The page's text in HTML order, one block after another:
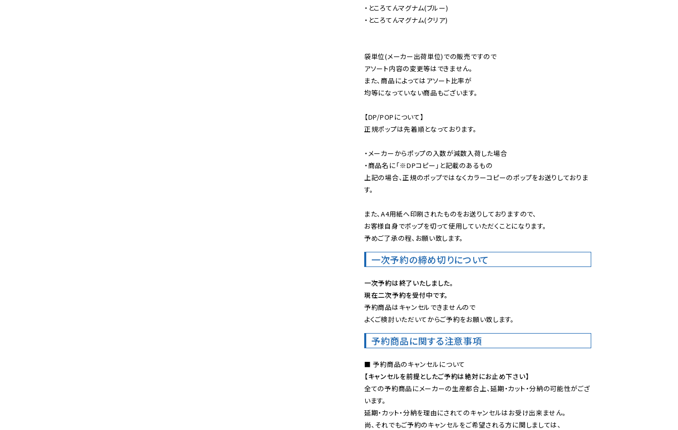
・ところてんマグナム(ブルー)
・ところてんマグナム(クリア)
袋単位(メーカー出荷単位)での販売ですので
アソート内容の変更等はできません。
また、商品によってはアソート比率が
均等になっていない商品もございます。
【DP/POPについて】
正規ポップは先着順となっております。
・メーカーからポップの入数が減数入荷した場合
・商品名に「※DPコピー」と記載のあるもの
上記の場合、正規のポップではなくカラーコピーのポップをお送りしておりま
す。
また、A4用紙へ印刷されたものをお送りしておりますので、
お客様自身でポップを切って使用していただくことになります。
予めご了承の程、お願い致します。
一次予約の締め切りについて
一次予約は終了いたしました。
現在二次予約を受付中です。
予約商品はキャンセルできませんので
よくご検討いただいてからご予約をお願い致します。
予約商品に関する注意事項
【キャンセルを前提としたご予約は絶対にお止め下さい】
全ての予約商品にメーカーの生産都合上、延期・カット・分納の可能性がござ
います。
延期・カット・分納を理由にされてのキャンセルはお受け出来ません。
尚、それでもご予約のキャンセルをご希望される方に関しましては、